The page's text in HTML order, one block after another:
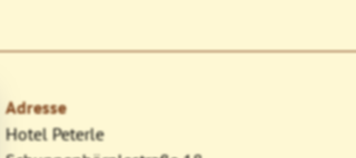
Adresse
Hotel Peterle